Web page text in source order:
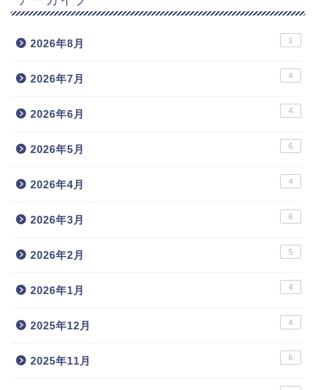
2026年8月 1
2026年7月 4
2026年6月 4
2026年5月 6
2026年4月 4
2026年3月 6
2026年2月 5
2026年1月 4
2025年12月 4
2025年11月 6